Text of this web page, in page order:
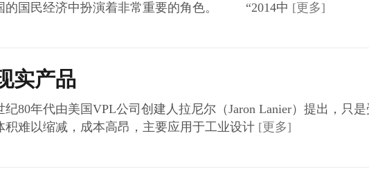
的国民经济中扮演着非常重要的角色。 “2014中 [更多]
实产品
年代由美国VPL公司创建人拉尼尔（Jaron Lanier）提出，只是
难以缩减，成本高昂，主要应用于工业设计 [更多]